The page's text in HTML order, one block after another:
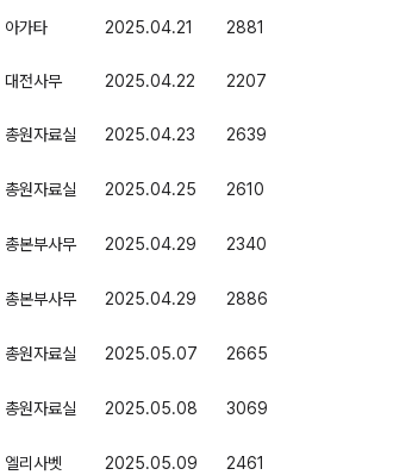
아가타 2025.04.21 2881
대전사무 2025.04.22 2207
총원자료실 2025.04.23 2639
총원자료실 2025.04.25 2610
총본부사무 2025.04.29 2340
총본부사무 2025.04.29 2886
총원자료실 2025.05.07 2665
총원자료실 2025.05.08 3069
엘리사벳 2025.05.09 2461